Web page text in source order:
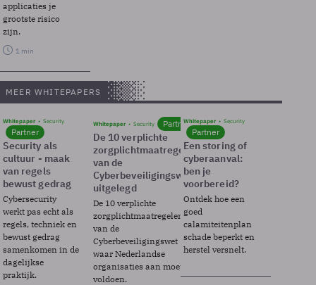
applicaties je
grootste risico
zijn.
1 min
MEER WHITEPAPERS
Whitepaper Security
Partner
Security als
cultuur - maak
van regels
bewust gedrag
Cybersecurity
werkt pas echt als
regels, techniek en
bewust gedrag
samenkomen in de
dagelijkse
praktijk.
Whitepaper Security Partner
De 10 verplichte
zorgplichtmaatregelen
van de
Cyberbeveiligingswet
uitgelegd
De 10 verplichte
zorgplichtmaatregelen
van de
Cyberbeveiligingswet
waar Nederlandse
organisaties aan moeten
voldoen.
Whitepaper Security
Partner
Een storing of
cyberaanval:
ben je
voorbereid?
Ontdek hoe een
goed
calamiteitenplan
schade beperkt en
herstel versnelt.